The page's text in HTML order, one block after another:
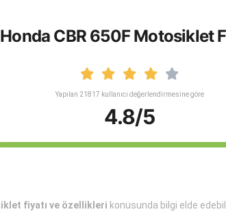
Honda CBR 650F Motosiklet
Yapılan 21817 kullanıcı değerlendirmesine göre
4.8/5
fiyatı ve özellikleri konusunda bilgi elde